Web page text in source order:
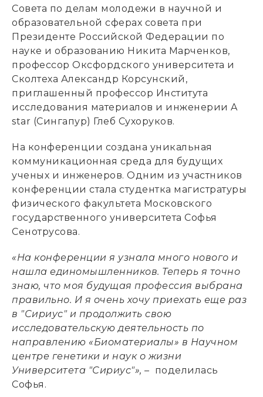
Совета по делам молодежи в научной и
образовательной сферах совета при
Президенте Российской Федерации по
науке и образованию Никита Марченков,
профессор Оксфордского университета и
Сколтеха Александр Корсунский,
приглашенный профессор Института
исследования материалов и инженерии A
star (Сингапур) Глеб Сухоруков.
На конференции создана уникальная
коммуникационная среда для будущих
ученых и инженеров. Одним из участников
конференции стала студентка магистратуры
физического факультета Московского
государственного университета Софья
Сенотрусова.
«На конференции я узнала много нового и
нашла единомышленников. Теперь я точно
знаю, что моя будущая профессия выбрана
правильно. И я очень хочу приехать еще раз
в "Сириус" и продолжить свою
исследовательскую деятельность по
направлению «Биоматериалы» в Научном
центре генетики и наук о жизни
Университета "Сириус"», – поделилась
Софья.